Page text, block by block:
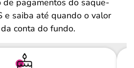
de pagamentos do saque-
e saiba até quando o valor
conta do fundo.